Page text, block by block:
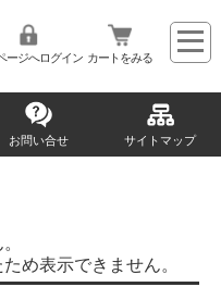
ージへログイン カートをみる
お問い合せ サイトマップ
め表示できません。